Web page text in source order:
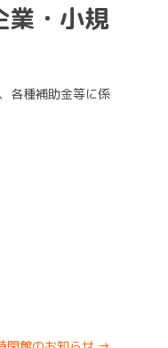
・小規
各種補助金等に係